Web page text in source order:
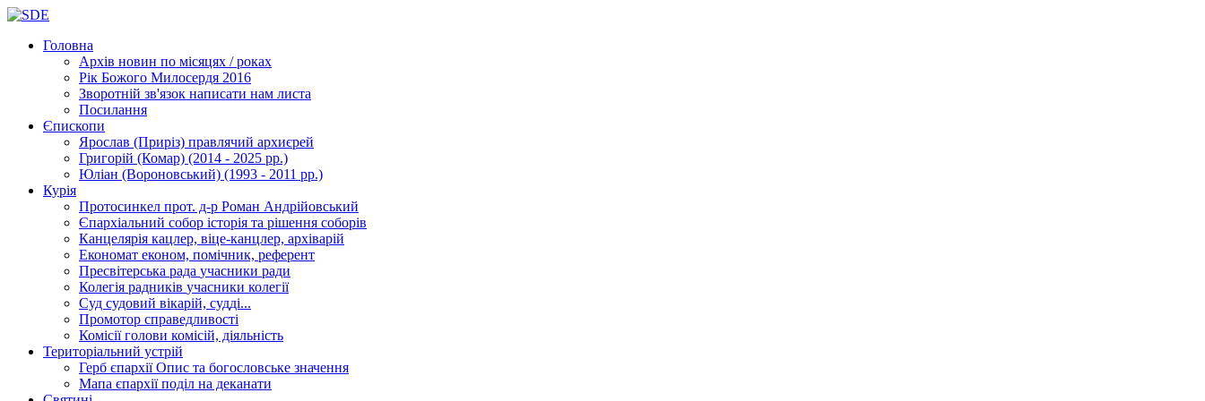
Головна
Архів новин по місяцях / роках
Рік Божого Милосердя 2016
Зворотній зв'язок написати нам листа
Посилання
Єпископи
Ярослав (Приріз) правлячий архиєрей
Григорій (Комар) (2014 - 2025 рр.)
Юліан (Вороновський) (1993 - 2011 рр.)
Курія
Протосинкел прот. д-р Роман Андрійовський
Єпархіальний собор історія та рішення соборів
Канцелярія кацлер, віце-канцлер, архіварій
Економат економ, помічник, референт
Пресвітерська рада учасники ради
Колегія радників учасники колегії
Суд судовий вікарій, судді...
Промотор справедливості
Комісіїголови комісій, діяльність
Територіальний устрій
Герб єпархіїОпис та богословське значення
Мапа єпархіїподіл на деканати